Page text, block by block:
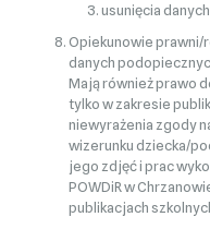
usunięcia
Opiekunowie
danych
Mają również prawo
tylko w zakresie
niewyrażenia zgody
wizerunku dziecka/
jego zdjęć i prac
POWDiR w
publikacjach